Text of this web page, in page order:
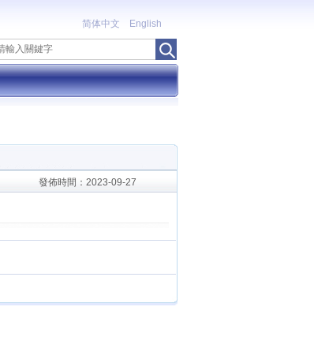
简体中文 English
發佈時間：2023-09-27